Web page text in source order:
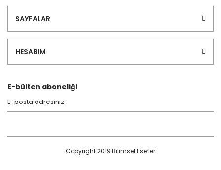
SAYFALAR
HESABIM
E-bülten aboneliği
Copyright 2019 Bilimsel Eserler